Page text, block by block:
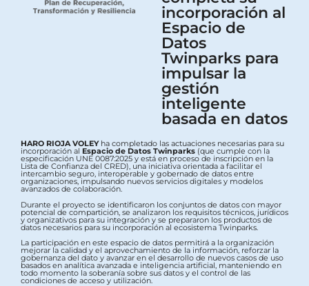
incorporación al
Espacio de
Datos
Twinparks para
impulsar la
gestión
inteligente
basada en datos
HARO RIOJA VOLEYha completado las actuaciones necesarias para su
incorporación al Espacio de Datos Twinparks (que cumple con la
especificación UNE 0087:2025 y está en proceso de inscripción en la
Lista de Confianza del CRED), una iniciativa orientada a facilitar el
intercambio seguro, interoperable y gobernado de datos entre
organizaciones, impulsando nuevos servicios digitales y modelos
avanzados de colaboración.
Durante el proyecto se identificaron los conjuntos de datos con mayor
potencial de compartición, se analizaron los requisitos técnicos, jurídicos
y organizativos para su integración y se prepararon los productos de
datos necesarios para su incorporación al ecosistema Twinparks.
La participación en este espacio de datos permitirá a la organización
mejorar la calidad y el aprovechamiento de la información, reforzar la
gobernanza del dato y avanzar en el desarrollo de nuevos casos de uso
basados en analítica avanzada e inteligencia artificial, manteniendo en
todo momento la soberanía sobre sus datos y el control de las
condiciones de acceso y utilización.